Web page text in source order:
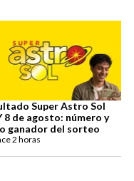
Super Astro Sol
8 de agosto: número y
ganador del sorteo
2 horas